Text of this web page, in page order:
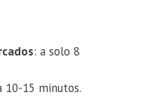
: a solo 8
10-15 minutos.